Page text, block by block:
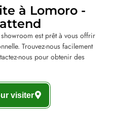
à Lomoro -
est prêt à vous offrir
Trouvez-nous facilement
nous pour obtenir des
visiter